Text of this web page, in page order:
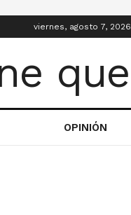
viernes, agosto 7, 2026
OPINIÓN